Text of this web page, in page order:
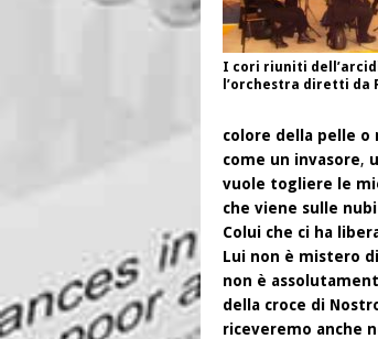
I cori riuniti
l’orchestra diretti da
colore della pelle o
come un invasore,
vuole togliere le
che viene sulle
Colui che ci ha
Lui non è mistero
non è
della croce di
riceveremo anche